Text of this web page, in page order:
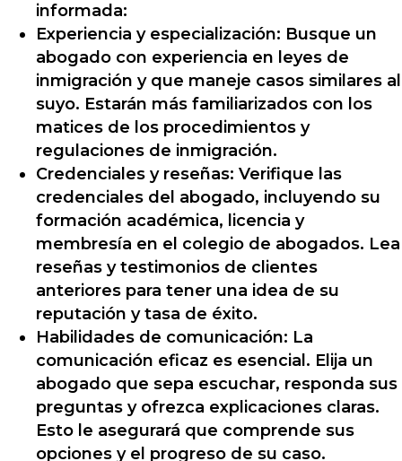
informada:
Experiencia y especialización: Busque un
abogado con experiencia en leyes de
inmigración y que maneje casos similares al
suyo. Estarán más familiarizados con los
matices de los procedimientos y
regulaciones de inmigración.
Credenciales y reseñas: Verifique las
credenciales del abogado, incluyendo su
formación académica, licencia y
membresía en el colegio de abogados. Lea
reseñas y testimonios de clientes
anteriores para tener una idea de su
reputación y tasa de éxito.
Habilidades de comunicación: La
comunicación eficaz es esencial. Elija un
abogado que sepa escuchar, responda sus
preguntas y ofrezca explicaciones claras.
Esto le asegurará que comprende sus
opciones y el progreso de su caso.